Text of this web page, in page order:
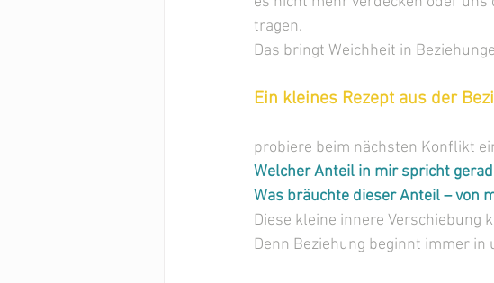
tragen.
Das bringt Weichheit in
Ein kleines Rezept aus der
probiere beim nächsten Konflikt
Welcher Anteil in mir spricht
Was bräuchte dieser Anteil – von
Diese kleine innere Verschiebung
Denn Beziehung beginnt immer in